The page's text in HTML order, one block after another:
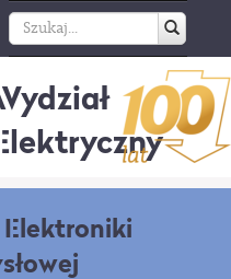
Elektroniki